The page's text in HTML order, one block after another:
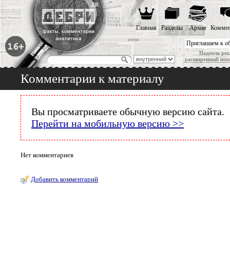
Приглашаем к
Надоела
расширенный
Главная Разделы Архив
Комментарии к материалу
Вы просматриваете обычную версию сайта.
Перейти на мобильную версию >>
Нет комментариев
Добавить комментарий